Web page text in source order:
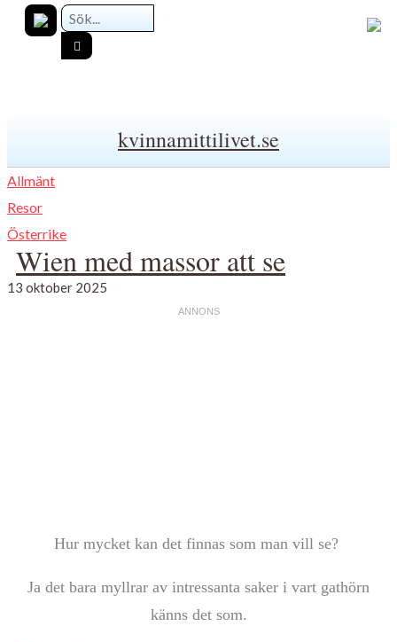
kvinnamittilivet.se
Allmänt
Resor
Österrike
Wien med massor att se
13 oktober 2025
Hur mycket kan det finnas som man vill se?
Ja det bara myllrar av intressanta saker i vart gathörn
känns det som.